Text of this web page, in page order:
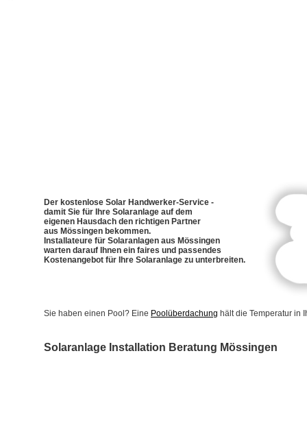
Der kostenlose Solar Handwerker-Service -
damit Sie für Ihre Solaranlage auf dem
eigenen Hausdach den richtigen Partner
aus Mössingen bekommen.
Installateure für Solaranlagen aus Mössingen
warten darauf Ihnen ein faires und passendes
Kostenangebot für Ihre Solaranlage zu unterbreiten.
Sie haben einen Pool? Eine Poolüberdachung hält die Temperatur in
Solaranlage Installation Beratung Mössingen